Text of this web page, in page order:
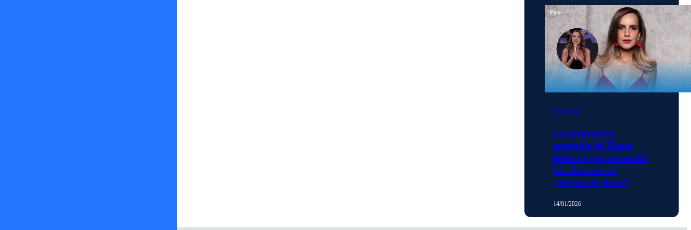
Noticias
La sorpresiva
ausencia de Diana
Bolocco que encendió
las alarmas en
“Fiebre de Baile”
14/01/2026